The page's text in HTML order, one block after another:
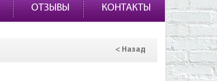
ОТЗЫВЫ КОНТАКТЫ
< Назад